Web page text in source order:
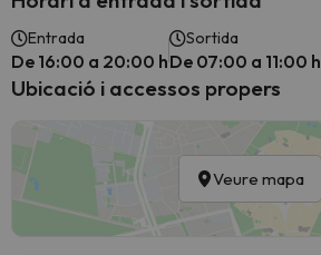
Entrada
De 16:00 a 20:00 h
Sortida
De 07:00 a 11:00 h
Ubicació i accessos propers
Veure mapa